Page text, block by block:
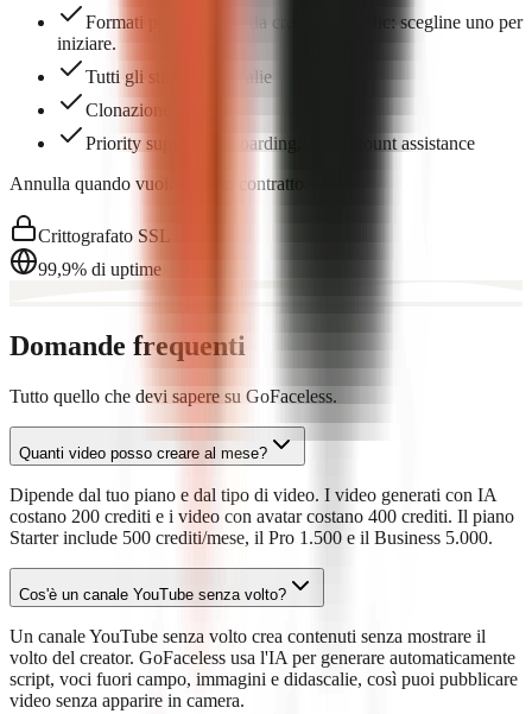
Formati pronti all'uso da creare in un clic: scegline uno per
iniziare.
Tutti gli stili di didascalie
Clonazione vocale
Priority support, onboarding, and account assistance
Annulla quando vuoi. Nessun contratto.
Crittografato SSL
99,9% di uptime
Domande frequenti
Tutto quello che devi sapere su GoFaceless.
Quanti video posso creare al mese?
Dipende dal tuo piano e dal tipo di video. I video generati con IA
costano 200 crediti e i video con avatar costano 400 crediti. Il piano
Starter include 500 crediti/mese, il Pro 1.500 e il Business 5.000.
Cos'è un canale YouTube senza volto?
Un canale YouTube senza volto crea contenuti senza mostrare il
volto del creator. GoFaceless usa l'IA per generare automaticamente
script, voci fuori campo, immagini e didascalie, così puoi pubblicare
video senza apparire in camera.